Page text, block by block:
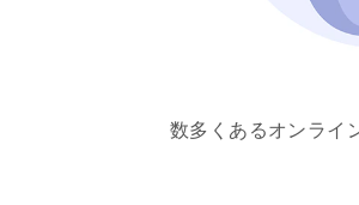
数多くあるオンライ